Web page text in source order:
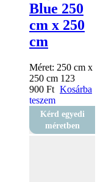
Blue 250
cm x 250
cm
Méret: 250 cm x
250 cm 123
900 Ft Kosárba
teszem
Kérd egyedi
méretben